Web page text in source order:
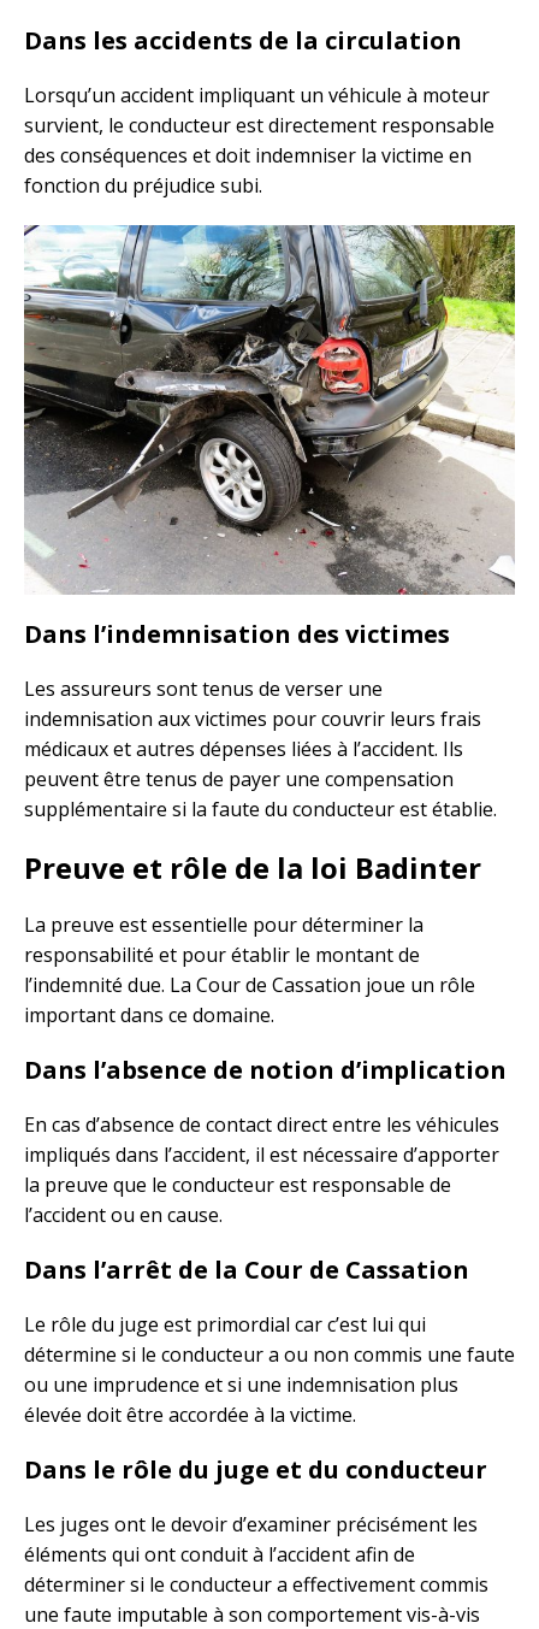
Dans les accidents de la circulation
Lorsqu’un accident impliquant un véhicule à moteur
survient, le conducteur est directement responsable
des conséquences et doit indemniser la victime en
fonction du préjudice subi.
Dans l’indemnisation des victimes
Les assureurs sont tenus de verser une
indemnisation aux victimes pour couvrir leurs frais
médicaux et autres dépenses liées à l’accident. Ils
peuvent être tenus de payer une compensation
supplémentaire si la faute du conducteur est établie.
Preuve et rôle de la loi Badinter
La preuve est essentielle pour déterminer la
responsabilité et pour établir le montant de
l’indemnité due. La Cour de Cassation joue un rôle
important dans ce domaine.
Dans l’absence de notion d’implication
En cas d’absence de contact direct entre les véhicules
impliqués dans l’accident, il est nécessaire d’apporter
la preuve que le conducteur est responsable de
l’accident ou en cause.
Dans l’arrêt de la Cour de Cassation
Le rôle du juge est primordial car c’est lui qui
détermine si le conducteur a ou non commis une faute
ou une imprudence et si une indemnisation plus
élevée doit être accordée à la victime.
Dans le rôle du juge et du conducteur
Les juges ont le devoir d’examiner précisément les
éléments qui ont conduit à l’accident afin de
déterminer si le conducteur a effectivement commis
une faute imputable à son comportement vis-à-vis